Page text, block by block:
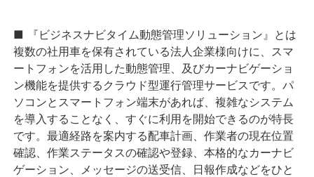
■ 『ビジネスナビタイム動態管理ソリューション』とは
複数の社用車を保有されている法人企業様向けに、スマ
ートフォンを活用した動態管理、及びカーナビゲーショ
ン機能を提供するクラウド型運行管理サービスです。パ
ソコンとスマートフォン端末があれば、複雑なシステム
を導入することなく、すぐに利用を開始できるのが特長
です。最適経路を案内する配車計画、作業者の現在位置
確認、作業ステータスの確認や登録、本格的なカーナビ
ゲーション、メッセージの送受信、日報作成などをひと